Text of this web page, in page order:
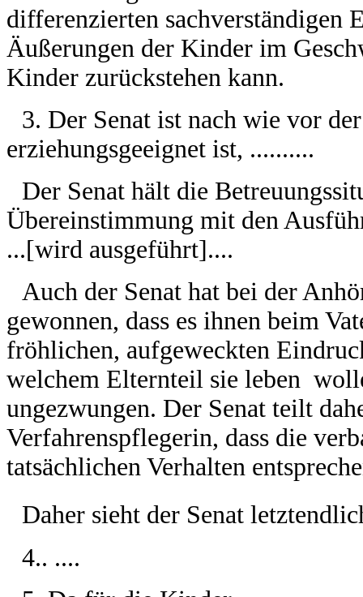
differenzierten sachverständigen
Äußerungen der Kinder im
Kinder zurückstehen kann.
3. Der Senat ist nach wie vor
erziehungsgeeignet ist, ..........
Der Senat hält die
Übereinstimmung mit den
...[wird ausgeführt]....
Auch der Senat hat bei der
gewonnen, dass es ihnen beim
fröhlichen, aufgeweckten
welchem Elternteil sie leben
ungezwungen. Der Senat teilt
Verfahrenspflegerin, dass die
tatsächlichen Verhalten
Daher sieht der Senat
4.. ....